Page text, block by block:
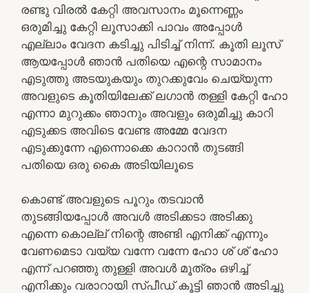
രണ്ടു വിരൽ കേറ്റി അവസാനം മൂന്നെണ്ണം
ഒരുമിച്ചു കേറ്റി ലൂസാക്കി പാവം അപ്പോൾ
എല്ലാം വേദന കടിച്ചു പിടിച്ച് നിന്ന്. കൂതി ലൂസ്
ആയപ്പോൾ ഞാൻ പതിയെ എന്റെ സാമാനം
എടുത്തു അടയുകയും തുറക്കുവേം ചെയ്യുന്ന
അവളുടെ കൂതിയിലേക്ക് ലഗാൻ തള്ളി കേറ്റി ഹോ
എന്നാ മുറുക്കം ഞാനും അവളും ഒരുമിച്ചു കാറി
എടുക്കട അവിടെ വേണ്ട അമ്മേ വേദന
എടുക്കുന്നേ എന്നൊക്കെ കാറാൻ തുടങ്ങി
പതിയെ ഒരു കൈ അടിയിലൂടെ
കൊണ്ട് അവളുടെ പൂറും തടവാൻ
തുടങ്ങിയപ്പോൾ അവൾ അടിക്കടാ അടിക്കു
എന്നെ കൊല്ല് നിന്റെ അണ്ടി എനിക്ക് എന്നും
വേണമെടാ വയ്യ വന്നേ വന്നേ ഹോ ശ് ശ് ഹോ
എന്ന് പറഞ്ഞു തുള്ളി അവൾ മൂത്രം ഒഴിച്ച്
എനിക്കും വരാറായി സ്പീഡ് കൂട്ടി ഞാൻ അടിച്ചു